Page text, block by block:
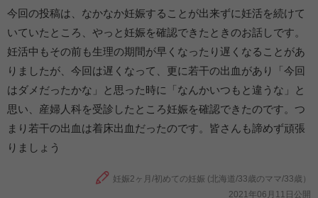
今回の投稿は、なかなか妊娠することが出来ずに妊活を続けて
いていたところ、やっと妊娠を確認できたときのお話しです。
妊活中もその前も生理の期間が早くなったり遅くなることがあ
りましたが、今回は遅くなって、更に若干の出血があり「今回
はダメだったかな」と思った時に「なんかいつもと違うな」と
思い、産婦人科を受診したところ妊娠を確認できたのです。つ
まり若干の出血は着床出血だったのです。皆さんも諦めず頑張
りましょう
妊娠2ヶ月/初めての妊娠 (北海道/33歳のママ/33歳）
2021年06月11日公開